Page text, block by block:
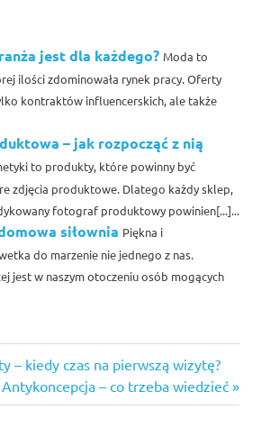
jest dla każdego? Moda to
ilości zdominowała rynek pracy. Oferty
kontraktów influencerskich, ale także
– jak rozpocząć z nią
to produkty, które powinny być
zdjęcia produktowe. Dlatego każdy sklep,
fotograf produktowy powinien[...]...
siłownia Piękna i
do marzenie nie jednego z nas.
jest w naszym otoczeniu osób mogących
– kiedy czas na pierwszą wizytę?
Next
Post:
Antykoncepcja – co trzeba wiedzieć